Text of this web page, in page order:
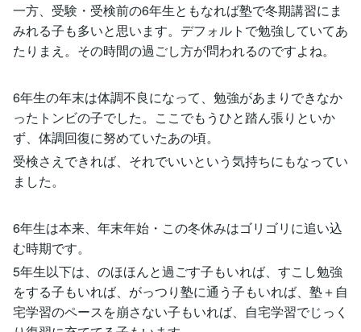
一方、受験・受検前の6年生ともなれば塾で冬期講習にま
みれる子も多いと思います。デフォルトで勉強していてあ
たりまえ。その時間の過ごし方が問われるのですよね。
6年生の年末は体調不良になって、勉強があまりできなか
ったトンビの子でした。ここでもうひと踏ん張りといか
ず、体調回復に努めていたあの頃。
受検さえできれば、それでいいという気持ちにもなってい
ました。
6年生は本来、年末年始・この冬休みはゴリゴリに追い込
む時期です。
5年生以下は、のほほんと過ごす子もいれば、すこし勉強
をする子もいれば、がっつり塾に通う子もいれば、塾＋自
宅学習のペースを崩さない子もいれば、自宅学習でじっく